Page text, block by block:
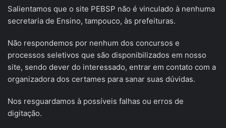
Salientamos que o site PEBSP não é vinculado à nenhuma
secretaria de Ensino, tampouco, às prefeituras.
Não respondemos por nenhum dos concursos e
processos seletivos que são disponibilizados em nosso
site, sendo dever do interessado, entrar em contato com a
organizadora dos certames para sanar suas dúvidas.
Nos resguardamos à possíveis falhas ou erros de
digitação.